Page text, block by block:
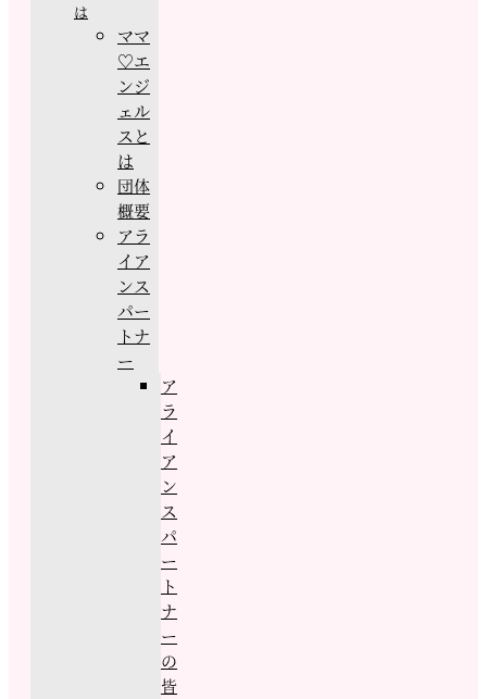
は
ママ
♡エ
ンジ
ェル
スと
は
団体
概要
アラ
イア
ンス
パー
トナ
ー
ア
ラ
イ
ア
ン
ス
パ
ー
ト
ナ
ー
の
皆